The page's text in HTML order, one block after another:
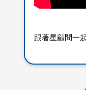
跟著星顧問一